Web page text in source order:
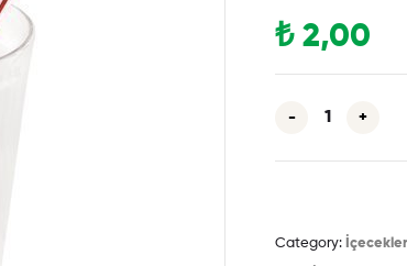
₺2,00
- +
Category: İçecekler